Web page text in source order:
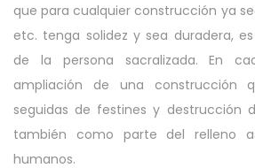
que para cualquier construcción ya
etc. tenga solidez y sea duradera,
de la persona sacralizada. En
ampliación de una construcción
seguidas de festines y destrucción
también como parte del relleno
humanos.